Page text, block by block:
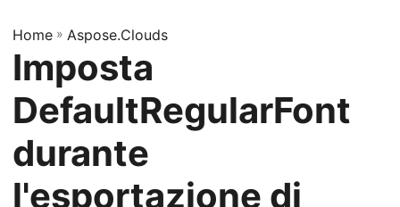
n
a
i
e
r
Home » Aspose.Clouds
Imposta
DefaultRegularFont
durante
l'esportazione di